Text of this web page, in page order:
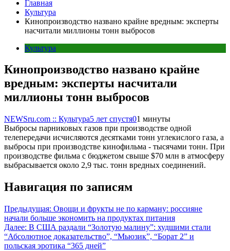
Главная
Культура
Кинопроизводство названо крайне вредным: эксперты
насчитали миллионы тонн выбросов
Культура
Кинопроизводство названо крайне
вредным: эксперты насчитали
миллионы тонн выбросов
NEWSru.com :: Культура5 лет спустя01 минуты
Выбросы парниковых газов при производстве одной
телепередачи исчисляются десятками тонн углекислого газа, а
выбросы при производстве кинофильма - тысячами тонн. При
производстве фильма с бюджетом свыше $70 млн в атмосферу
выбрасывается около 2,9 тыс. тонн вредных соединений.
Навигация по записям
Предыдущая: Овощи и фрукты не по карману: россияне
начали больше экономить на продуктах питания
Далее: В США раздали “Золотую малину”: худшими стали
“Абсолютное доказательство”, “Мьюзик”, “Борат 2” и
польская эротика “365 дней”